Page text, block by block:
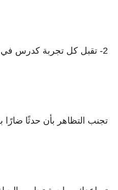
2- تقبل كل تجربة كدرس في تطوير الذات.
تجنب التظاهر بأن حدثًا